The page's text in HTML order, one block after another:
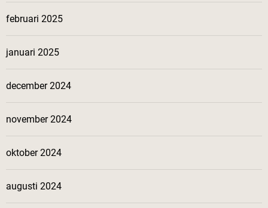
februari 2025
januari 2025
december 2024
november 2024
oktober 2024
augusti 2024